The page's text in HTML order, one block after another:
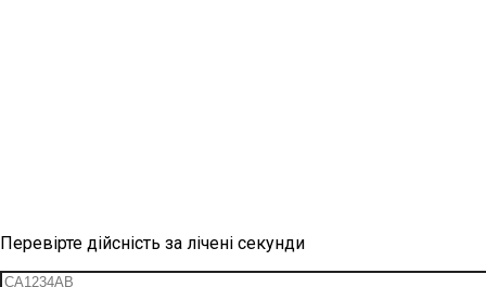
Перевірте дійсність за лічені секунди